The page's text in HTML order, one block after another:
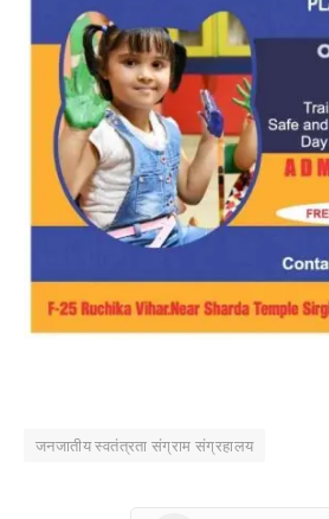
जनजातीय स्वतंत्रता संग्राम संग्रहालय